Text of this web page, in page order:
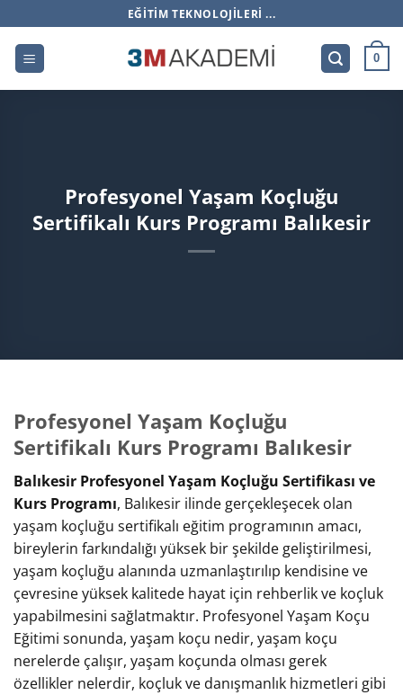
atla
EĞITIM TEKNOLOJILERI ...
0
Profesyonel Yaşam Koçluğu
Sertifikalı Kurs Programı Balıkesir
Profesyonel Yaşam Koçluğu
Sertifikalı Kurs Programı Balıkesir
Balıkesir Profesyonel Yaşam Koçluğu Sertifikası ve
Kurs Programı, Balıkesir ilinde gerçekleşecek olan
yaşam koçluğu sertifikalı eğitim programının amacı,
bireylerin farkındalığı yüksek bir şekilde geliştirilmesi,
yaşam koçluğu alanında uzmanlaştırılıp kendisine ve
çevresine yüksek kalitede hayat için rehberlik ve koçluk
yapabilmesini sağlatmaktır. Profesyonel Yaşam Koçu
Eğitimi sonunda, yaşam koçu nedir, yaşam koçu
nerelerde çalışır, yaşam koçunda olması gerek
özellikler nelerdir, koçluk ve danışmanlık hizmetleri gibi